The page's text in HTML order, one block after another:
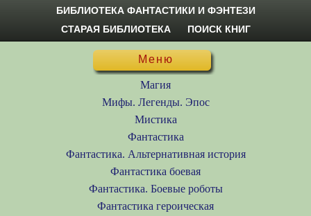
БИБЛИОТЕКА ФАНТАСТИКИ И ФЭНТЕЗИ
СТАРАЯ БИБЛИОТЕКА
ПОИСК КНИГ
Меню
Магия
Мифы. Легенды. Эпос
Мистика
Фантастика
Фантастика. Альтернативная история
Фантастика боевая
Фантастика. Боевые роботы
Фантастика героическая